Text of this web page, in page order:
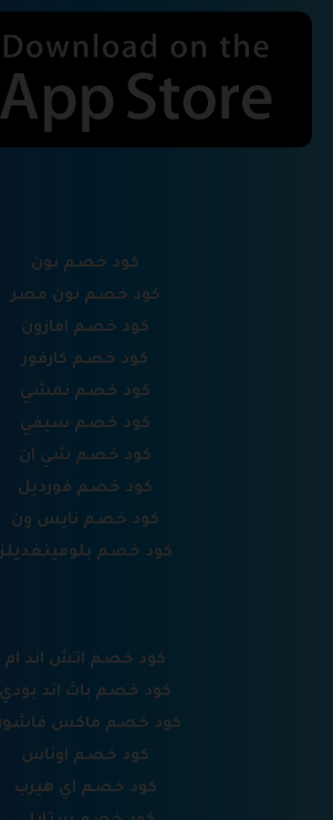
كود خصم نون
كود خصم نون مصر
كود خصم امازون
كود خصم كارفور
كود خصم نمشي
كود خصم سيفي
كود خصم شي ان
كود خصم فورديل
كود خصم نايس ون
كود خصم
كود خصم اتش اند ام
كود خصم باث اند بودي
كود خصم ماكس
كود خصم اوناس
كود خصم اي هيرب